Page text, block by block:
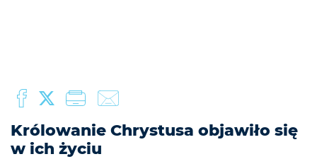
Królowanie Chrystusa objawiło się
w ich życiu